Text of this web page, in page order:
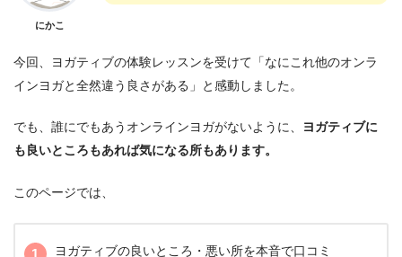
にかこ
今回、ヨガティブの体験レッスンを受けて「なにこれ他のオンラ
インヨガと全然違う良さがある」と感動しました。
でも、誰にでもあうオンラインヨガがないように、
ヨガティブに
も良いところもあれば気になる所もあります。
このページでは、
ヨガティブの良いところ・悪い所を本音で口コミ